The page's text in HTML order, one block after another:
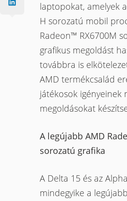
laptopokat, amelyek
H sorozatú mobil
Radeon™ RX6700M
grafikus megoldást
továbbra is
AMD termékcsalád
játékosok igényeinek
megoldásokat
A legújabb AMD
sorozatú grafika
A Delta 15 és az
mindegyike a